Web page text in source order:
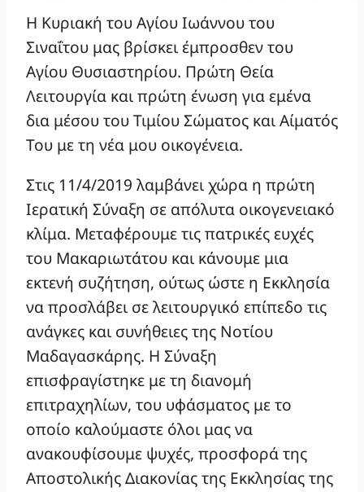
Η Κυριακή του Αγίου Ιωάννου του
Σιναΐτου μας βρίσκει έμπροσθεν του
Αγίου Θυσιαστηρίου. Πρώτη Θεία
Λειτουργία και πρώτη ένωση για εμένα
δια μέσου του Τιμίου Σώματος και Αίματός
Του με τη νέα μου οικογένεια.
Στις 11/4/2019 λαμβάνει χώρα η πρώτη
Ιερατική Σύναξη σε απόλυτα οικογενειακό
κλίμα. Μεταφέρουμε τις πατρικές ευχές
του Μακαριωτάτου και κάνουμε μια
εκτενή συζήτηση, ούτως ώστε η Εκκλησία
να προσλάβει σε λειτουργικό επίπεδο τις
ανάγκες και συνήθειες της Νοτίου
Μαδαγασκάρης. Η Σύναξη
επισφραγίστηκε με τη διανομή
επιτραχηλίων, του υφάσματος με το
οποίο καλούμαστε όλοι μας να
ανακουφίσουμε ψυχές, προσφορά της
Αποστολικής Διακονίας της Εκκλησίας της